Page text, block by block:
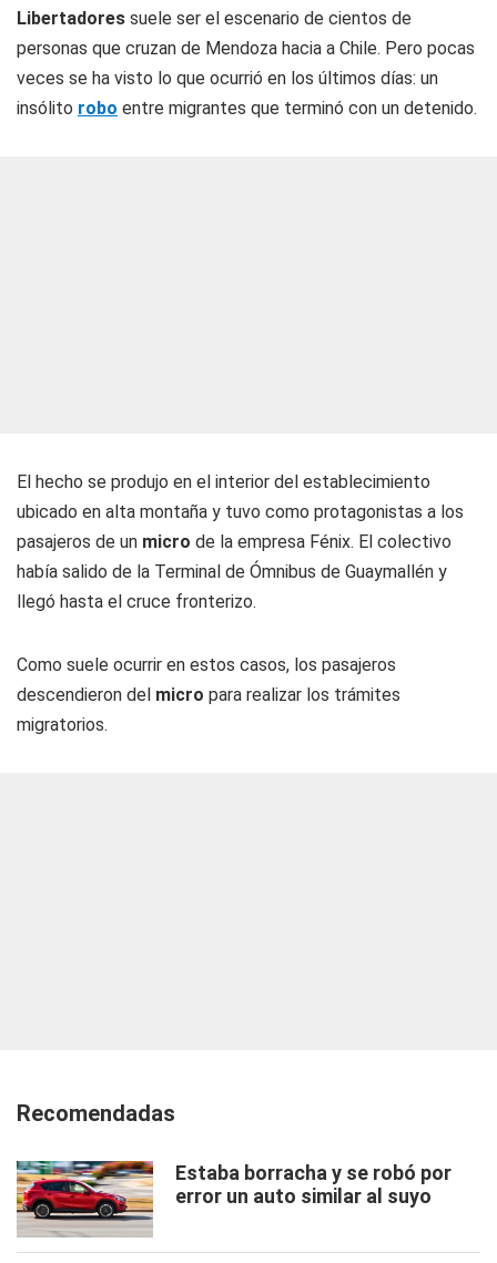
Libertadores suele ser el escenario de cientos de
personas que cruzan de Mendoza hacia a Chile. Pero pocas
veces se ha visto lo que ocurrió en los últimos días: un
insólito robo entre migrantes que terminó con un detenido.
El hecho se produjo en el interior del establecimiento
ubicado en alta montaña y tuvo como protagonistas a los
pasajeros de un micro de la empresa Fénix. El colectivo
había salido de la Terminal de Ómnibus de Guaymallén y
llegó hasta el cruce fronterizo.
Como suele ocurrir en estos casos, los pasajeros
descendieron del micro para realizar los trámites
migratorios.
Recomendadas
Estaba borracha y se robó por
error un auto similar al suyo